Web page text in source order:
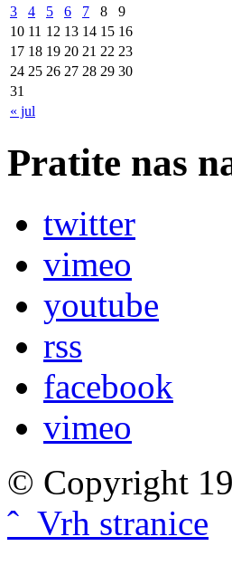
« jul
3
4 5 6 7 8
9
10 11 12 13 14 15 16
17 18 19 20 21 22 23
24 25 26 27 28 29 30
31
Pratite nas
twitter
vimeo
youtube
rss
facebook
vimeo
© Copyright
ˆ Vrh stranice